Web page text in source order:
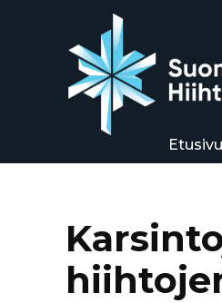
Etusivu